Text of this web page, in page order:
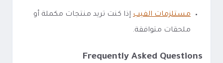
مستلزمات الفيب إذا كنت تريد منتجات مكملة أو
ملحقات متوافقة.
Frequently Asked Questions